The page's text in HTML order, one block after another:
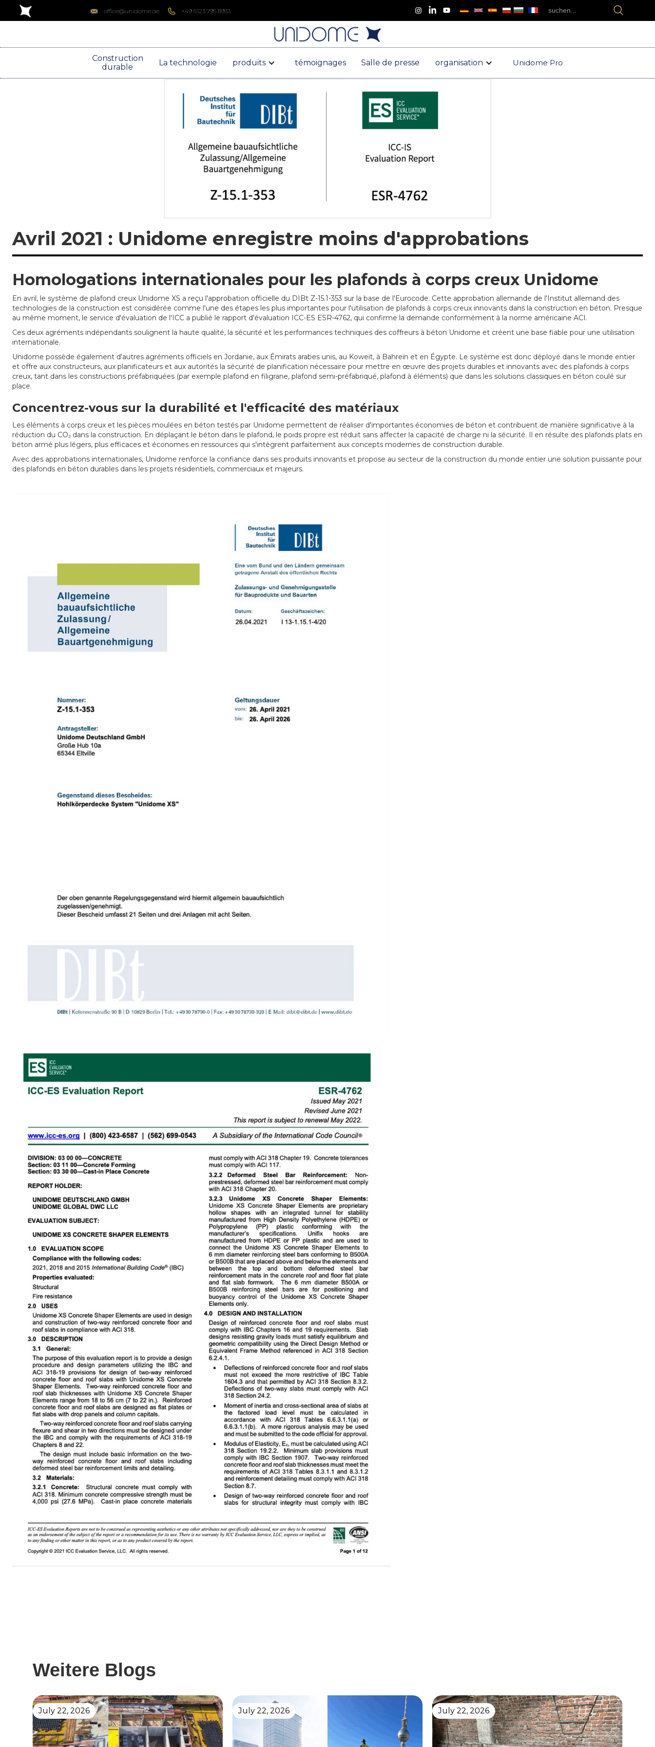
office@unidome.de +49 6123 795 8933
Construction
durable
La technologie produits témoignages Salle de presse organisation Unidome Pro
Avril 2021 : Unidome enregistre moins d'approbations
Homologations internationales pour les plafonds à corps creux Unidome
En avril, le système de plafond creux Unidome XS a reçu l'approbation officielle du DIBt Z-15.1-353 sur la base de l'Eurocode. Cette approbation allemande de l'Institut allemand des
technologies de la construction est considérée comme l'une des étapes les plus importantes pour l'utilisation de plafonds à corps creux innovants dans la construction en béton. Presque
au même moment, le service d'évaluation de l'ICC a publié le rapport d'évaluation ICC-ES ESR-4762, qui confirme la demande conformément à la norme américaine ACI.
Ces deux agréments indépendants soulignent la haute qualité, la sécurité et les performances techniques des coffreurs à béton Unidome et créent une base fiable pour une utilisation
internationale.
Unidome possède également d'autres agréments officiels en Jordanie, aux Émirats arabes unis, au Koweït, à Bahreïn et en Égypte. Le système est donc déployé dans le monde entier
et offre aux constructeurs, aux planificateurs et aux autorités la sécurité de planification nécessaire pour mettre en œuvre des projets durables et innovants avec des plafonds à corps
creux, tant dans les constructions préfabriquées (par exemple plafond en filigrane, plafond semi-préfabriqué, plafond à éléments) que dans les solutions classiques en béton coulé sur
place.
Concentrez-vous sur la durabilité et l'efficacité des matériaux
Les éléments à corps creux et les pièces moulées en béton testés par Unidome permettent de réaliser d'importantes économies de béton et contribuent de manière significative à la
réduction du CO₂ dans la construction. En déplaçant le béton dans le plafond, le poids propre est réduit sans affecter la capacité de charge ni la sécurité. Il en résulte des plafonds plats en
béton armé plus légers, plus efficaces et économes en ressources qui s'intègrent parfaitement aux concepts modernes de construction durable.
Avec des approbations internationales, Unidome renforce la confiance dans ses produits innovants et propose au secteur de la construction du monde entier une solution puissante pour
des plafonds en béton durables dans les projets résidentiels, commerciaux et majeurs.
Weitere Blogs
July 22, 2026 July 22, 2026 July 22, 2026